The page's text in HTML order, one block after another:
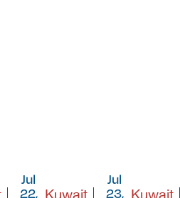
Jul
23,
Jul
22,